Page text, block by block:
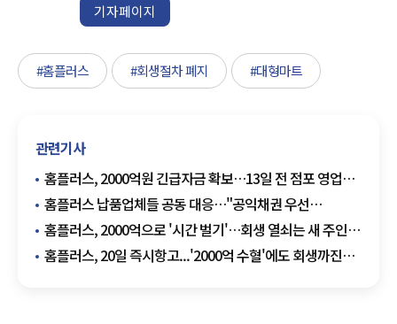
기자페이지
#홈플러스 #회생절차 폐지 #대형마트
관련기사
홈플러스, 2000억원 긴급자금 확보…13일 전 점포 영업
재개
홈플러스 납품업체들 공동 대응…"공익채권 우선
변제하라"
홈플러스, 2000억으로 '시간 벌기'…회생 열쇠는 새 주인
찾기
홈플러스, 20일 즉시항고...'2000억 수혈'에도 회생까진